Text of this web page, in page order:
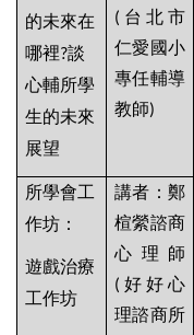
的未來在
哪裡?談
心輔所學
生的未來
展望
( 台北市
仁愛國小
專任輔導
教師)
所學會工
作坊：
遊戲治療
工作坊
講者：鄭
楦縈諮商
心理師
( 好好心
理諮商所